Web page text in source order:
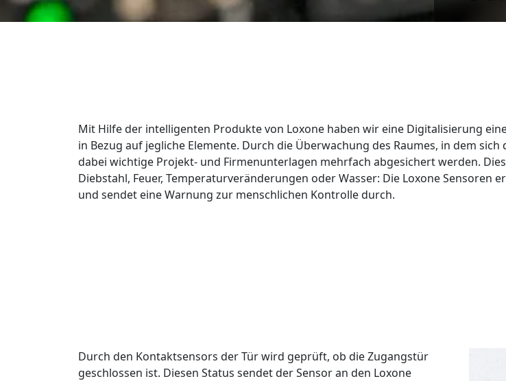
Mit Hilfe der intelligenten Produkte von Loxone haben wir eine Digitalisierung
in Bezug auf jegliche Elemente. Durch die Überwachung des Raumes, in dem
dabei wichtige Projekt- und Firmenunterlagen mehrfach abgesichert werden.
Diebstahl, Feuer, Temperaturveränderungen oder Wasser: Die Loxone
und sendet eine Warnung zur menschlichen Kontrolle durch.
Durch den Kontaktsensors der Tür wird geprüft, ob die Zugangstür
geschlossen ist. Diesen Status sendet der Sensor an den Loxone